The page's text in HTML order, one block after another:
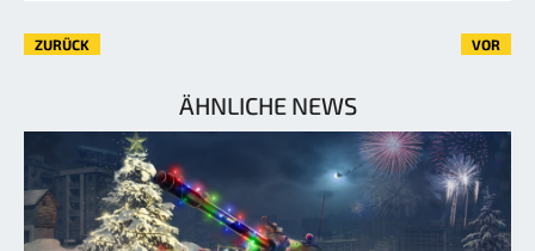
ZURÜCK VOR
ÄHNLICHE NEWS